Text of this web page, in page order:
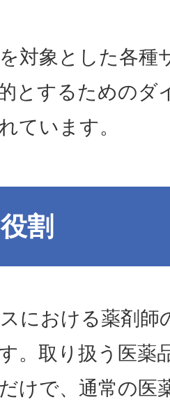
対象とした各種
とするためのダ
ています。
割
における薬剤師
。取り扱う医薬
けで、通常の医